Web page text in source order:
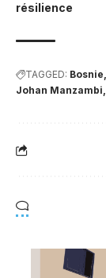
résilience
TAGGED: Bosnie
Johan Manzambi